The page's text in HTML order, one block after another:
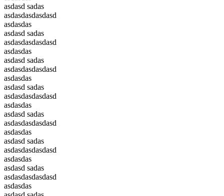
asdasd sadas
asdasdasdasdasd
asdasdas
asdasd sadas
asdasdasdasdasd
asdasdas
asdasd sadas
asdasdasdasdasd
asdasdas
asdasd sadas
asdasdasdasdasd
asdasdas
asdasd sadas
asdasdasdasdasd
asdasdas
asdasd sadas
asdasdasdasdasd
asdasdas
asdasd sadas
asdasdasdasdasd
asdasdas